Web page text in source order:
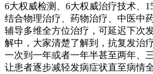
6大权威检测、6大权威治疗技术、
结合物理治疗、药物治疗、中医中
辅导多维全方位治疗，可延迟下次
解中，大家清楚了解到，抗复发治
一次到一年或者一年半甚至两年、
让患者逐步减轻发病症状直至病情